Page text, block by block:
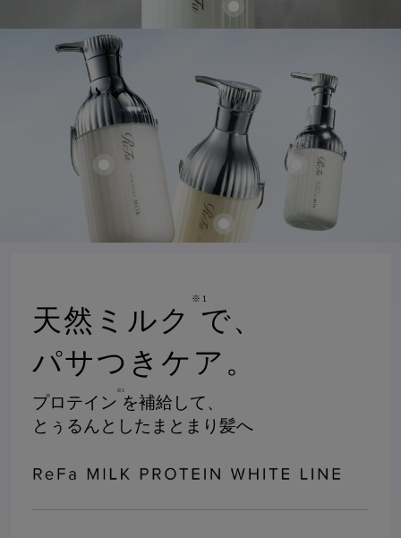
天然ミルク
※1
で、
パサつきケア。
プロテイン
※1
を補給して、
とぅるんとしたまとまり髪へ